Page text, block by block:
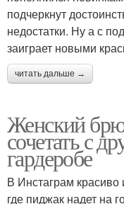
подчеркнут
недостатки. Ну а с
заиграет новыми
читать дальше →
Женский
сочетать с
гардеробе
В Инстаграм красиво
где пиджак надет на